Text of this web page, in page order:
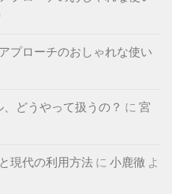
プローチのおしゃれな使い
どうやって扱うの？ に 宮
現代の利用方法 に 小鹿徹 よ